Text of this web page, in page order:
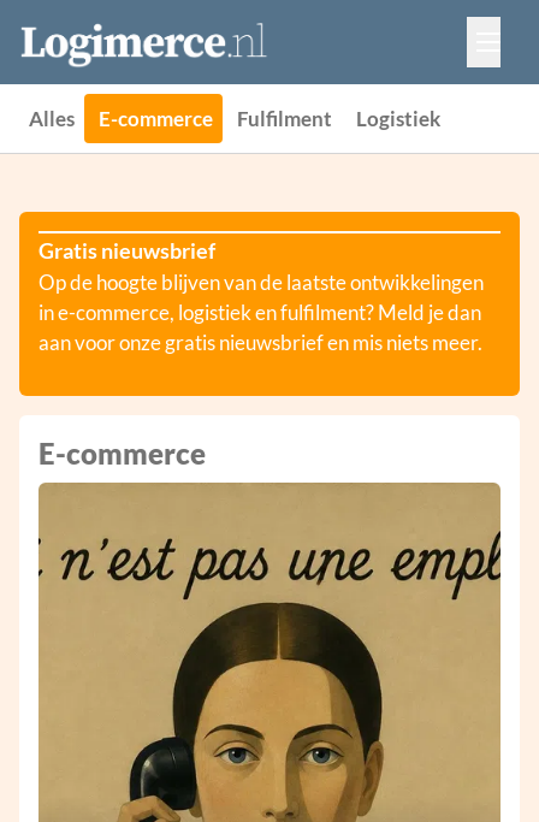
Vacatures
Events
Adverteren
Partners
Alles E-commerce Fulfilment Logistiek
Gratis nieuwsbrief
Op de hoogte blijven van de laatste ontwikkelingen
in e-commerce, logistiek en fulfilment? Meld je dan
aan voor onze gratis nieuwsbrief en mis niets meer.
E-commerce